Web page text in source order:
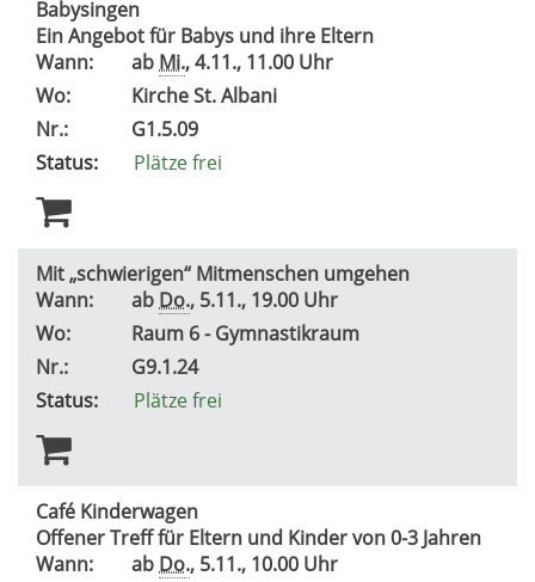
Babysingen
Ein Angebot für Babys und ihre Eltern
Wann:
ab Mi., 4.11., 11.00 Uhr
Wo:
Kirche St. Albani
Nr.:
G1.5.09
Status:
Plätze frei
Mit „schwierigen“ Mitmenschen umgehen
Wann:
ab Do., 5.11., 19.00 Uhr
Wo:
Raum 6 - Gymnastikraum
Nr.:
G9.1.24
Status:
Plätze frei
Café Kinderwagen
Offener Treff für Eltern und Kinder von 0-3 Jahren
Wann:
ab Do., 5.11., 10.00 Uhr